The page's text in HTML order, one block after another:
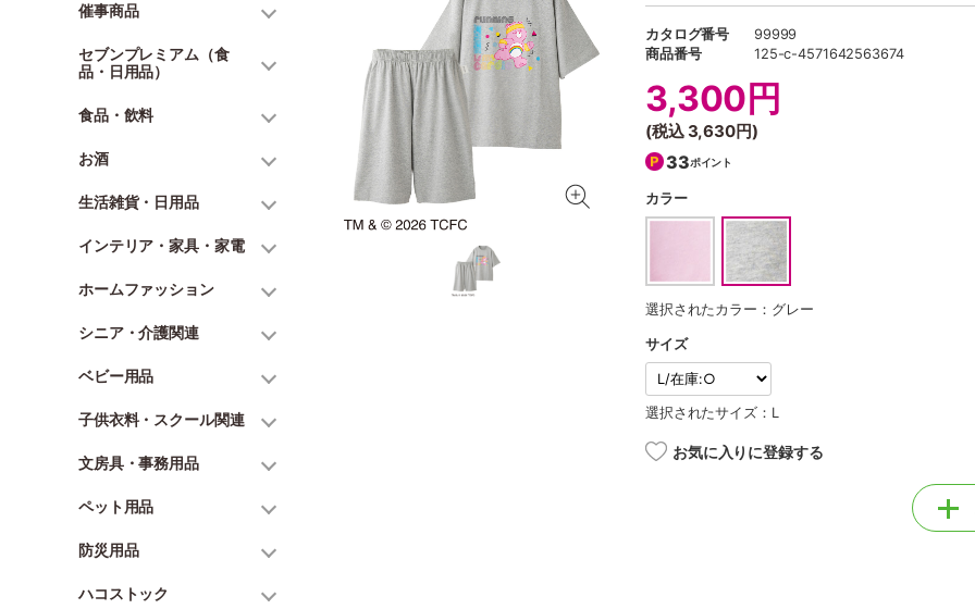
催事商品
セブンプレミアム（食
品・日用品）
食品・飲料
お酒
生活雑貨・日用品
インテリア・家具・家電
ホームファッション
シニア・介護関連
ベビー用品
子供衣料・スクール関連
文房具・事務用品
ペット用品
防災用品
ハコストック
カタログ番号
99999
商品番号
125-c-4571642563674
3,300円
(税込 3,630円)
33ポイント
カラー
選択されたカラー：グレー
サイズ
選択されたサイズ：L
お気に入りに登録する